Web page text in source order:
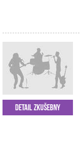
Detail zkušebny